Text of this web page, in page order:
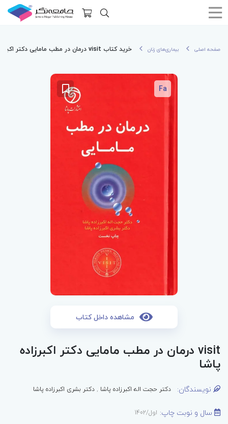
صفحه اصلی بیماری‌های زنان خرید کتاب visit درمان در مطب مامایی دکتر اکبرزاده پاشا
Fa
مشاهده داخل کتاب
visit درمان در مطب مامایی دکتر اکبرزاده
پاشا
نویسندگان: دکتر حجت اله اکبرزاده پاشا ,دکتر بشری اکبرزاده پاشا
سال و نوبت چاپ: اول/1402